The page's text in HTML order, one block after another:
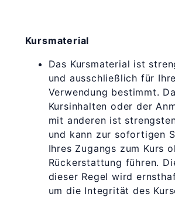
Kursmaterial
Das Kursmaterial ist
und ausschließlich für Ihre
Verwendung bestimmt.
Kursinhalten oder der
mit anderen ist
und kann zur sofortigen
Ihres Zugangs zum Kurs
Rückerstattung führen.
dieser Regel wird
um die Integrität des